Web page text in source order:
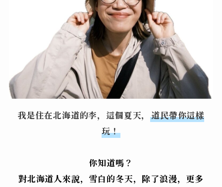
我是住在北海道的李， 這個夏天，道民帶你這樣
玩！
你知道嗎？
對北海道人來說，雪白的冬天，除了浪漫，更多